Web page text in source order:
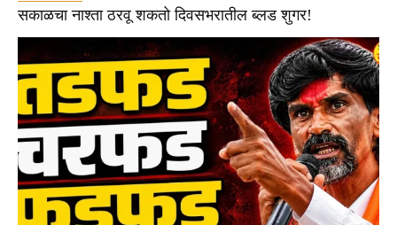
सकाळचा नाश्ता ठरवू शकतो दिवसभरातील ब्लड शुगर!